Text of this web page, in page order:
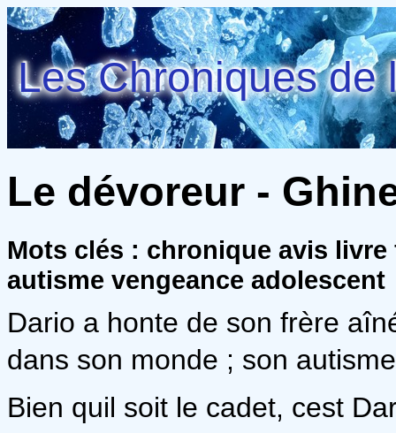
Les Chroniques de
Le dévoreur -
Mots clés : chronique avis
autisme vengeance adolescent
Dario a honte de son frère
dans son monde ; son
Bien quil soit le cadet, cest